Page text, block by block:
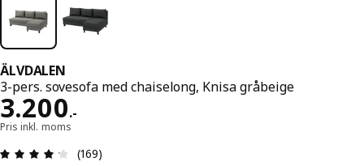
ÄLVDALEN
3-pers. sovesofa med chaiselong, Knisa gråbeige
3.200.-
Pris 3200.-
Pris inkl. moms
Anmeldelse: 4.2 Ud af 5 Stjerner. Anmeldelser i
(169)